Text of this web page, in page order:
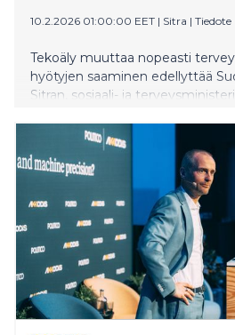
10.2.2026 01:00:00 EET | Sitra | Tiedote
Tekoäly muuttaa nopeasti
hyötyjen saaminen edellyttää
Sitran, sosiaali- ja
ratkaisuksi kansallisen
perustamista. Se kokoaisi
osaamisen yhdeksi
mahdollistaisi nykyistä
hillitsemään sote-kustannuksia ja
terveysalan tutkimuksen sekä